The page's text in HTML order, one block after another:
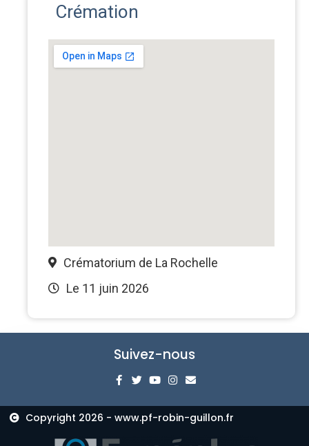
Crémation
Crématorium de La Rochelle
Le 11 juin 2026
Suivez-nous
Copyright 2026 - www.pf-robin-guillon.fr